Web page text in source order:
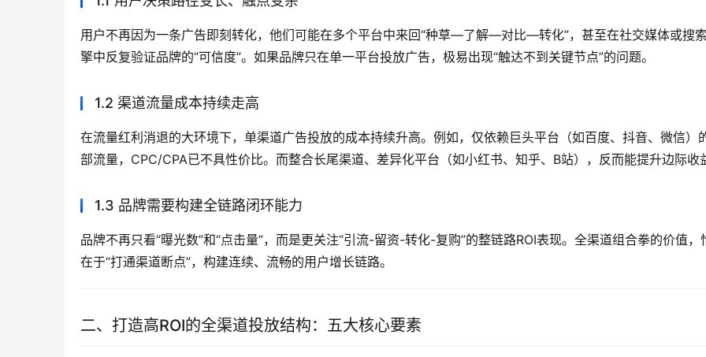
用户不再因为一条广告即刻转化，他们可能在多个平台中来回“种草—了解—对比—转化”，甚至在社交媒体或搜
擎中反复验证品牌的“可信度”。如果品牌只在单一平台投放广告，极易出现“触达不到关键节点”的问题。
1.2 渠道流量成本持续走高
在流量红利消退的大环境下，单渠道广告投放的成本持续升高。例如，仅依赖巨头平台（如百度、抖音、微信）
部流量，CPC/CPA已不具性价比。而整合长尾渠道、差异化平台（如小红书、知乎、B站），反而能提升边际收
1.3 品牌需要构建全链路闭环能力
品牌不再只看“曝光数”和“点击量”，而是更关注“引流-留资-转化-复购”的整链路ROI表现。全渠道组合拳的价值，
在于“打通渠道断点”，构建连续、流畅的用户增长链路。
二、打造高ROI的全渠道投放结构：五大核心要素